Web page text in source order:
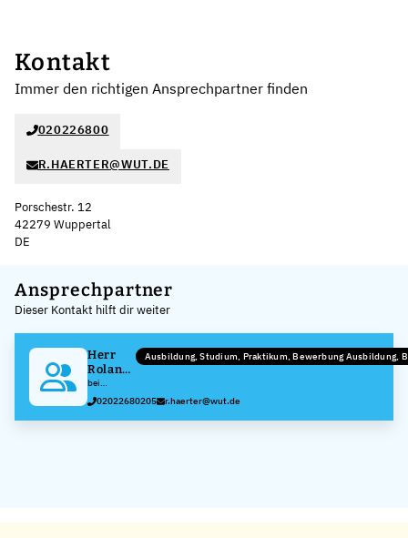
Kontakt
Immer den richtigen Ansprechpartner finden
020226800
R.HAERTER@WUT.DE
Porschestr. 12
42279 Wuppertal
DE
+
−
Ansprechpartner
Dieser Kontakt hilft dir weiter
Herr
Roland
Härter
bei
Wiesemann
& Theis
GmbH
Ausbildung, Studium, Praktikum, Bewerbung Ausbildung,
02022680205 r.haerter@wut.de